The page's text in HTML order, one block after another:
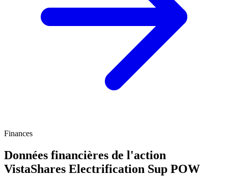
Finances
Données financières de l'action
VistaShares Electrification Sup POW